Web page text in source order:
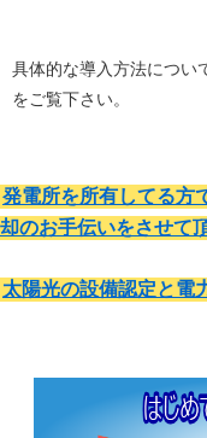
具体的な導入方法につい
をご覧下さい。
発電所を所有してる方
却のお手伝いをさせて
太陽光の設備認定と電